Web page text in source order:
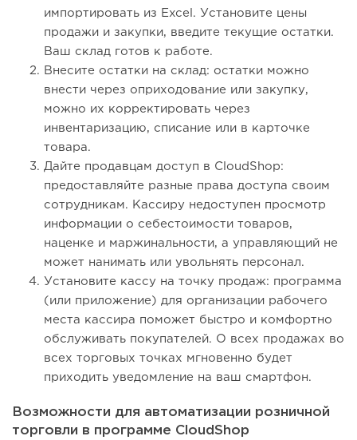
импортировать из Excel. Установите цены
продажи и закупки, введите текущие остатки.
Ваш склад готов к работе.
Внесите остатки на склад: остатки можно
внести через оприходование или закупку,
можно их корректировать через
инвентаризацию, списание или в карточке
товара.
Дайте продавцам доступ в CloudShop:
предоставляйте разные права доступа своим
сотрудникам. Кассиру недоступен просмотр
информации о себестоимости товаров,
наценке и маржинальности, а управляющий не
может нанимать или увольнять персонал.
Установите кассу на точку продаж: программа
(или приложение) для организации рабочего
места кассира поможет быстро и комфортно
обслуживать покупателей. О всех продажах во
всех торговых точках мгновенно будет
приходить уведомление на ваш смартфон.
Возможности для автоматизации розничной
торговли в программе CloudShop